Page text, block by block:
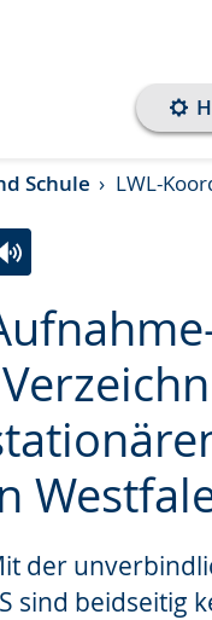
Schule LWL-
der
sind beidseitig